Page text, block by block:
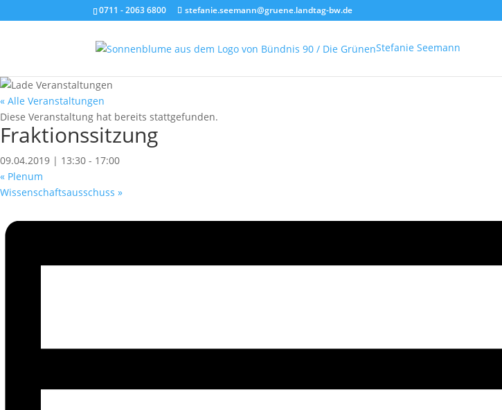
0711 - 2063 6800 stefanie.seemann@gruene.landtag-bw.de
Stefanie Seemann
« Alle Veranstaltungen
Diese Veranstaltung hat bereits stattgefunden.
Fraktionssitzung
09.04.2019 | 13:30 - 17:00
« Plenum
Wissenschaftsausschuss »